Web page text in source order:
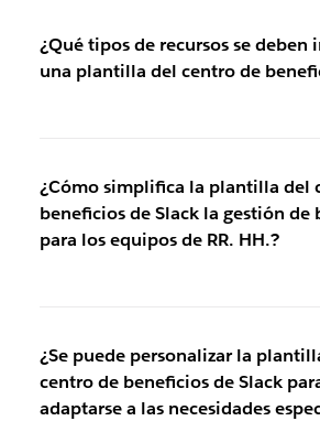
¿Qué tipos de recursos se deben
una plantilla del centro de
¿Cómo simplifica la plantilla del
beneficios de Slack la gestión de
para los equipos de RR. HH.?
¿Se puede personalizar la
centro de beneficios de Slack
adaptarse a las necesidades